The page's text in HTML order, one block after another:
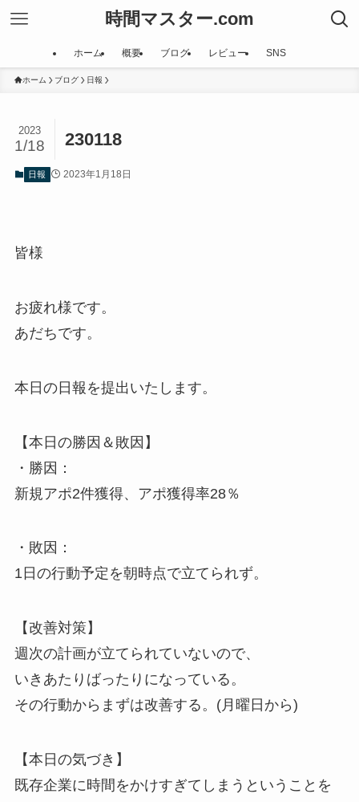
時間マスター.com
ホーム 概要 ブログ レビュー SNS
ホーム ブログ 日報
230118
2023
1/18
日報 2023年1月18日
皆様
お疲れ様です。
あだちです。
本日の日報を提出いたします。
【本日の勝因＆敗因】
・勝因：
新規アポ2件獲得、アポ獲得率28％
・敗因：
1日の行動予定を朝時点で立てられず。
【改善対策】
週次の計画が立てられていないので、
いきあたりばったりになっている。
その行動からまずは改善する。(月曜日から)
【本日の気づき】
既存企業に時間をかけすぎてしまうということを